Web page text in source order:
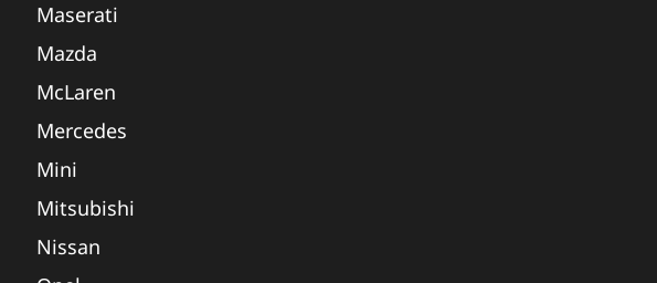
Maserati
Mazda
McLaren
Mercedes
Mini
Mitsubishi
Nissan